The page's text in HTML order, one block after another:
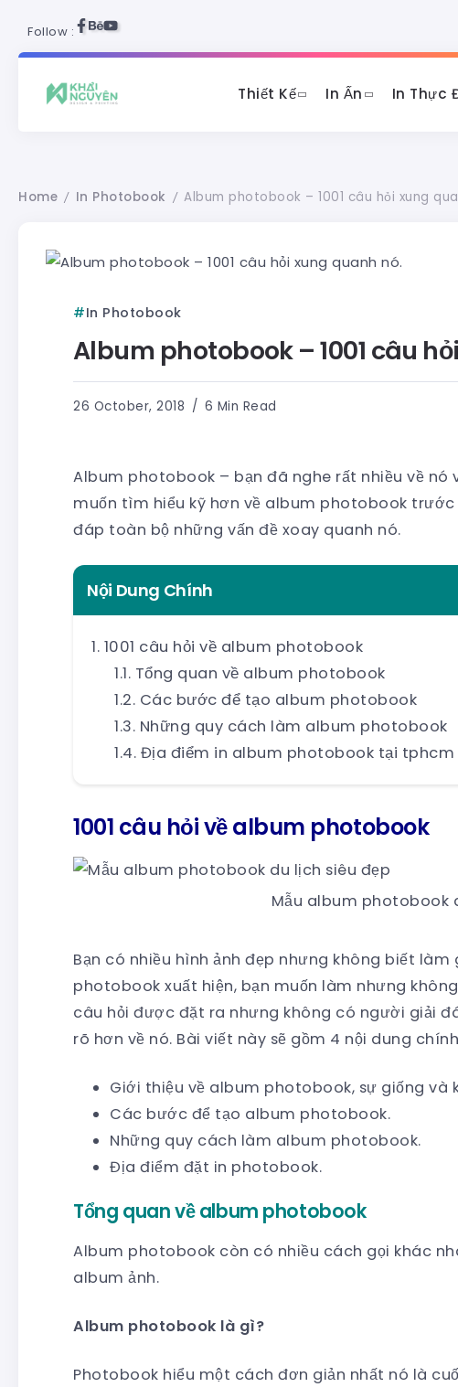
Follow :
Thiết Kế In Ấn In Thực
Home / In Photobook / Album photobook – 1001 câu hỏi xung
In Photobook
Album photobook – 1001 câu
26 October, 2018 6 Min Read
Album photobook – bạn đã nghe rất nhiều về nó
muốn tìm hiểu kỹ hơn về album photobook
đáp toàn bộ những vấn đề xoay quanh nó.
Nội Dung Chính
1001 câu hỏi về album photobook
Tổng quan về album photobook
Các bước để tạo album photobook
Những quy cách làm album photobook
Địa điểm in album photobook tại tphcm
1001 câu hỏi về album photobook
Mẫu album photobook
Bạn có nhiều hình ảnh đẹp nhưng không biết
photobook xuất hiện, bạn muốn làm nhưng
câu hỏi được đặt ra nhưng không có người giải
rõ hơn về nó. Bài viết này sẽ gồm 4 nội dung
Giới thiệu về album photobook, sự giống và
Các bước để tạo album photobook.
Những quy cách làm album photobook.
Địa điểm đặt in photobook.
Tổng quan về album photobook
Album photobook còn có nhiều cách gọi khác
album ảnh.
Album photobook là gì?
Photobook hiểu một cách đơn giản nhất nó là